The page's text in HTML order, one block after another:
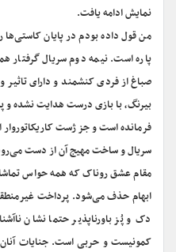
نمایش ادامه یافت.
من قول داده بودم در پایان
پاره است. نیمه دوم سریال
صباغ از فردی کنشمند و دارای تاثیر
بیرنگ، با بازی درست هدایت نشده و
فرمانده است و جز ژست کاریکاتوروار
سریال و ساخت مهیج آن از دست
مقام عشق روناک که همه حواس
ابهام حذف می‌شود. پرداخت
دک و پُز باورناپذیر حتما نشان
کمونیست و حربی است. جنایات